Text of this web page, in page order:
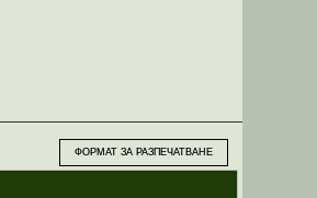
ФОРМАТ ЗА РАЗПЕЧАТВАНЕ